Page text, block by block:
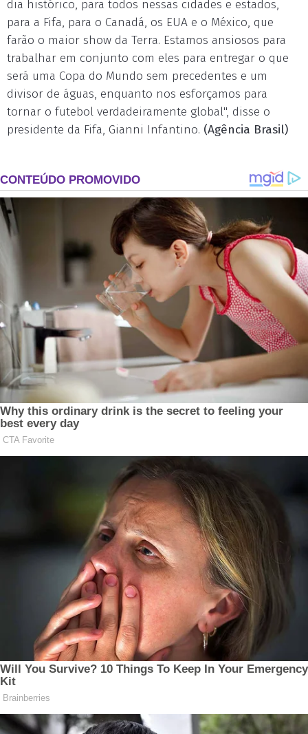
dia histórico, para todos nessas cidades e estados,
para a Fifa, para o Canadá, os EUA e o México, que
farão o maior show da Terra. Estamos ansiosos para
trabalhar em conjunto com eles para entregar o que
será uma Copa do Mundo sem precedentes e um
divisor de águas, enquanto nos esforçamos para
tornar o futebol verdadeiramente global", disse o
presidente da Fifa, Gianni Infantino. (Agência Brasil)